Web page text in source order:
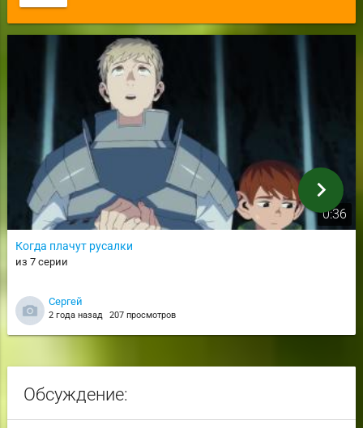
0:36
Когда плачут русалки
из 7 серии
Сергей
2 года назад 207 просмотров
chevron_right
Обсуждение: